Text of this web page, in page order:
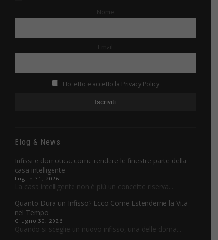
Nome
Email
Ho letto e accetto la Privacy Policy
Blog & News
Infissi e domotica: come rendere le finestre parte della
casa intelligente
Luglio 31, 2026
La casa intelligente non è più un concetto riserva...
Quanto Dura un Infisso? Ecco Come Estenderne la Vita
nel Tempo
Giugno 30, 2026
Quando si sceglie un nuovo infisso, una delle doma...